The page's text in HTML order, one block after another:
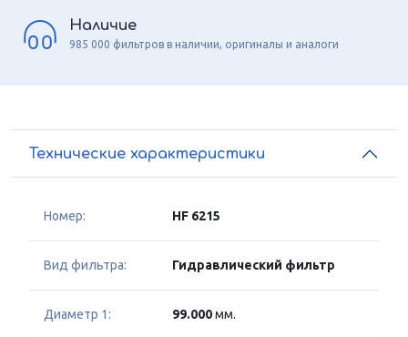
Наличие
985 000 фильтров в наличии, оригиналы и аналоги
Технические характеристики
Номер: HF 6215
Вид фильтра: Гидравлический фильтр
Диаметр 1: 99.000мм.